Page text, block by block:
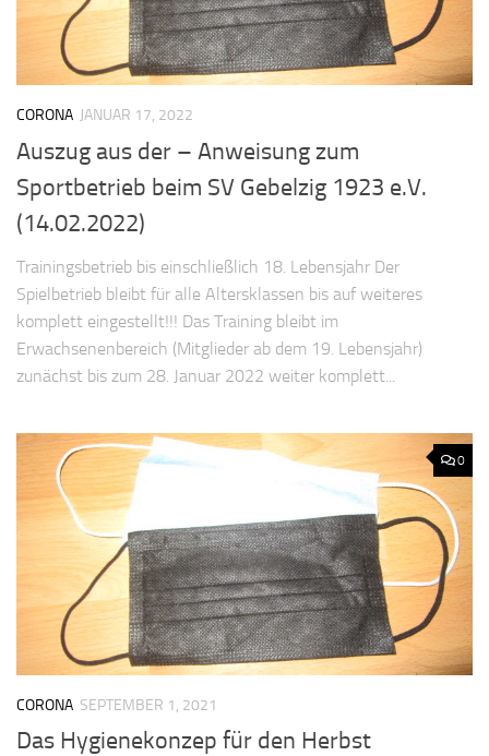
CORONA JANUAR 17, 2022
Auszug aus der – Anweisung zum
Sportbetrieb beim SV Gebelzig 1923 e.V.
(14.02.2022)
Trainingsbetrieb bis einschließlich 18. Lebensjahr Der
Spielbetrieb bleibt für alle Altersklassen bis auf weiteres
komplett eingestellt!!! Das Training bleibt im
Erwachsenenbereich (Mitglieder ab dem 19. Lebensjahr)
zunächst bis zum 28. Januar 2022 weiter komplett...
0
CORONA SEPTEMBER 1, 2021
Das Hygienekonzep für den Herbst